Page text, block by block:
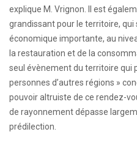
explique M. Vrignon. Il est
grandissant pour le territoire,
économique importante, au
la restauration et de la
seul évènement du territoire qui
personnes d’autres régions »
pouvoir altruiste de ce rendez-
de rayonnement dépasse
prédilection.